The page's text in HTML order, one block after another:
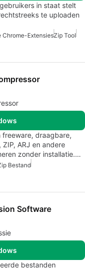
in staat stelt
te uploaden
Chrome-ExtensiesZip Tool
freeware, draagbare,
ARJ en andere
zonder installatie.…
Bestand
Software
bestanden